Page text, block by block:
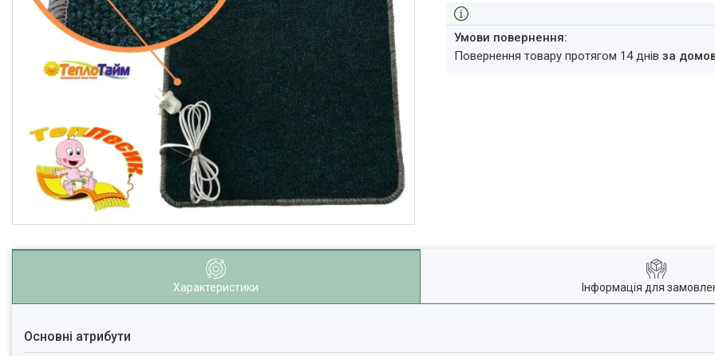
повернення товару протягом 14 днівза
Характеристики Інформація для
Основні атрибути